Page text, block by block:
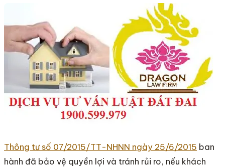
Thông tư số 07/2015/TT-NHNN ngày 25/6/2015 ban
hành đã bảo vệ quyền lợi và tránh rủi ro, nếu khách